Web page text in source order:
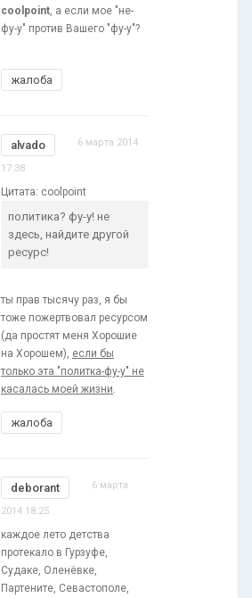
coolpoint, а если мое "не-
фу-у" против Вашего "фу-у"?
жалоба
alvado 6 марта 2014
17:38
Цитата: coolpoint
политика? фу-у! не
здесь, найдите другой
ресурс!
ты прав тысячу раз, я бы
тоже пожертвовал ресурсом
(да простят меня Хорошие
на Хорошем), если бы
только эта "политка-фу-у" не
касалась моей жизни.
жалоба
deborant 6 марта
2014 18:25
каждое лето детства
протекало в Гурзуфе,
Судаке, Оленёвке,
Партените, Севастополе,